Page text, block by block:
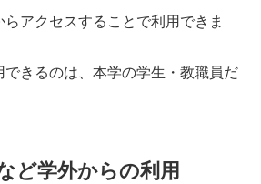
アクセスすることで利用できま
きるのは、本学の学生・教職員だ
ど学外からの利用